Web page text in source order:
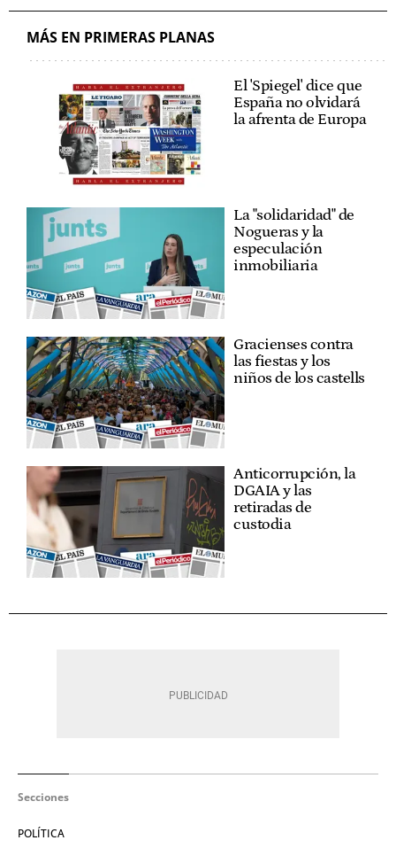
MÁS EN PRIMERAS PLANAS
El 'Spiegel' dice que
España no olvidará
la afrenta de Europa
La "solidaridad" de
Nogueras y la
especulación
inmobiliaria
Gracienses contra
las fiestas y los
niños de los castells
Anticorrupción, la
DGAIA y las
retiradas de
custodia
Secciones
POLÍTICA